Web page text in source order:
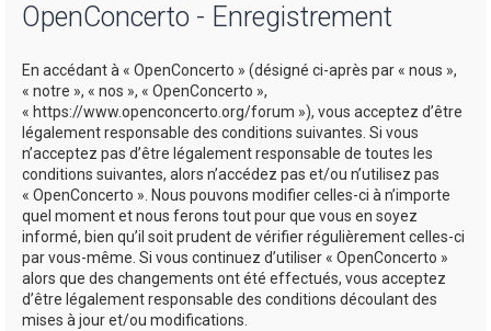
OpenConcerto - Enregistrement
En accédant à « OpenConcerto » (désigné ci-après par « nous »,
« notre », « nos », « OpenConcerto »,
« https://www.openconcerto.org/forum »), vous acceptez d’être
légalement responsable des conditions suivantes. Si vous
n’acceptez pas d’être légalement responsable de toutes les
conditions suivantes, alors n’accédez pas et/ou n’utilisez pas
« OpenConcerto ». Nous pouvons modifier celles-ci à n’importe
quel moment et nous ferons tout pour que vous en soyez
informé, bien qu’il soit prudent de vérifier régulièrement celles-ci
par vous-même. Si vous continuez d’utiliser « OpenConcerto »
alors que des changements ont été effectués, vous acceptez
d’être légalement responsable des conditions découlant des
mises à jour et/ou modifications.